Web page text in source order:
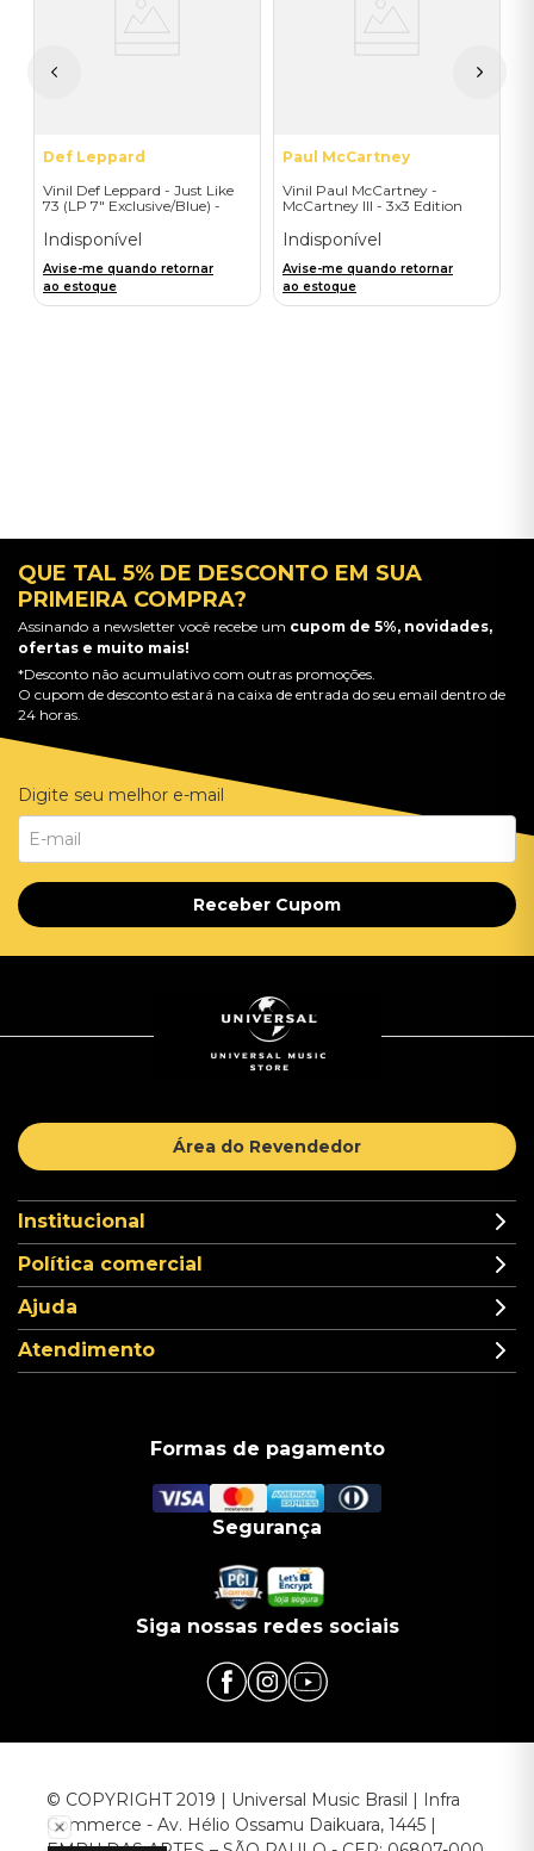
Def Leppard
Vinil Def Leppard - Just Like
73 (LP 7" Exclusive/Blue) -
Indisponível
Avise-me quando retornar
ao estoque
Paul McCartney
Vinil Paul McCartney -
McCartney III - 3x3 Edition
Indisponível
Avise-me quando retornar
ao estoque
QUE TAL 5% DE DESCONTO EM SUA
PRIMEIRA COMPRA?
Assinando a newsletter você recebe um cupom de 5%, novidades,
ofertas e muito mais!
*Desconto não acumulativo com outras promoções.
O cupom de desconto estará na caixa de entrada do seu email dentro de
24 horas.
Digite seu melhor e-mail
Receber Cupom
Área do Revendedor
Institucional
Política comercial
Ajuda
Atendimento
Formas de pagamento
Segurança
Siga nossas redes sociais
© COPYRIGHT 2019 | Universal Music Brasil | Infra
Commerce - Av. Hélio Ossamu Daikuara, 1445 |